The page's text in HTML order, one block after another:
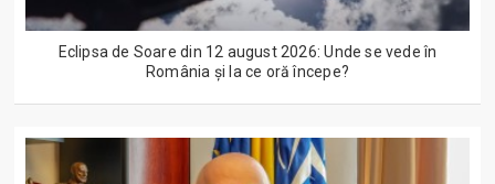
Eclipsa de Soare din 12 august 2026: Unde se vede în
România și la ce oră începe?